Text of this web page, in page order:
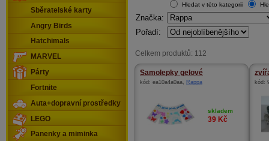
Hledat v této kategorii
Značka:
Pořadí:
Celkem produktů: 112
Samolepky gelové
kód: ea10a4a0aa, Rappa
skladem
39 Kč
kód:
Sběratelské karty
Angry Birds
Hatchimals
MARVEL
Párty
Fortnite
Auta+dopravní prostředky
LEGO
Panenky a miminka